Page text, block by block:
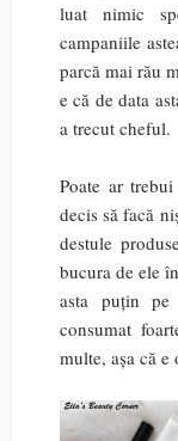
luat nimic
campaniile
parcă mai rău
e că de data
a trecut cheful.
Poate ar
decis să facă
destule
bucura de ele
asta puțin
consumat
multe, așa că e